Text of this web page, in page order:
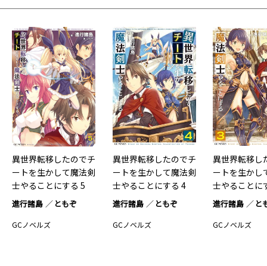
異世界転移したのでチ
ートを生かして魔法剣
士やることにする 5
進行諸島 ともぞ
GCノベルズ
異世界転移したのでチ
ートを生かして魔法剣
士やることにする 4
進行諸島 ともぞ
GCノベルズ
異世界転移し
ートを生かし
士やることに
進行諸島 と
GCノベルズ